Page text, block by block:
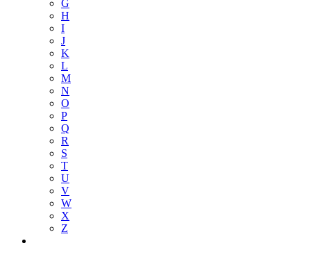
G
H
I
J
K
L
M
N
O
P
Q
R
S
T
U
V
W
X
Z